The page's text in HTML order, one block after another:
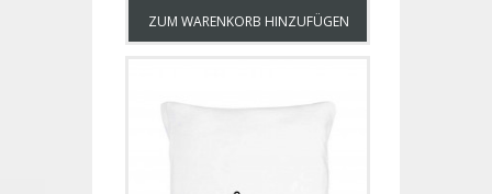
ZUM WARENKORB HINZUFÜGEN